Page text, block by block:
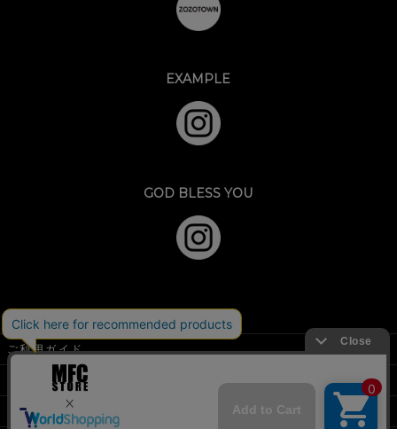
EXAMPLE
GOD BLESS YOU
ご利用ガイド
特定商取引法に基づく表示
個人情報の取扱